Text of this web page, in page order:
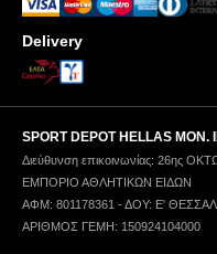
Delivery
SPORT DEPOT HELLAS ΜΟΝ.
Διεύθυνση επικοινωνίας: 26ης
ΕΜΠΟΡΙΟ ΑΘΛΗΤΙΚΩΝ ΕΙΔΩΝ
ΑΦΜ: 801178361 - ΔΟΥ: Ε'
ΑΡΙΘΜΟΣ ΓΕΜΗ: 150924104000